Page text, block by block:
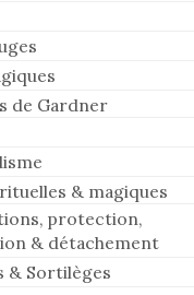
de Gardner
& magiques
protection,
& détachement
& Sortilèges